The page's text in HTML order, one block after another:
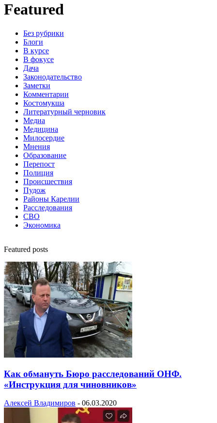
Featured
Без рубрики
Блоги
В курсе
В фокусе
Дача
Законодательство
Заметки
Комментарии
Костомукша
Литературный черновик
Медиа
Медицина
Милосердие
Мнения
Образование
Перепост
Полиция
Происшествия
Пудож
Районы Карелии
Расследования
СВО
Экономика
Featured posts
Как обмануть Бюро расследований ОНФ.
«Инструкция для чиновников»
Алексей Владимиров - 06.03.2020